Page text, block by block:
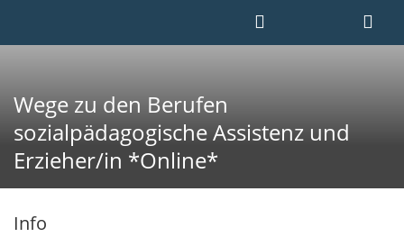
Wege zu den Berufen
sozialpädagogische Assistenz und
Erzieher/in *Online*
Info